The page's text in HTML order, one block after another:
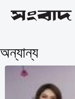
অন্যান্য